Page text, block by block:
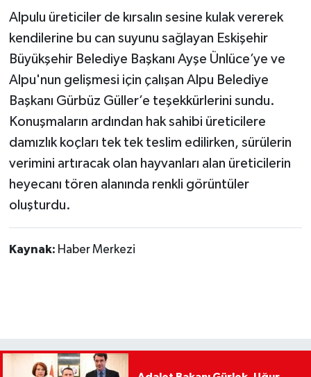
Alpulu üreticiler de kırsalın sesine kulak vererek
kendilerine bu can suyunu sağlayan Eskişehir
Büyükşehir Belediye Başkanı Ayşe Ünlüce’ye ve
Alpu'nun gelişmesi için çalışan Alpu Belediye
Başkanı Gürbüz Güller’e teşekkürlerini sundu.
Konuşmaların ardından hak sahibi üreticilere
damızlık koçları tek tek teslim edilirken, sürülerin
verimini artıracak olan hayvanları alan üreticilerin
heyecanı tören alanında renkli görüntüler
oluşturdu.
Kaynak: Haber Merkezi